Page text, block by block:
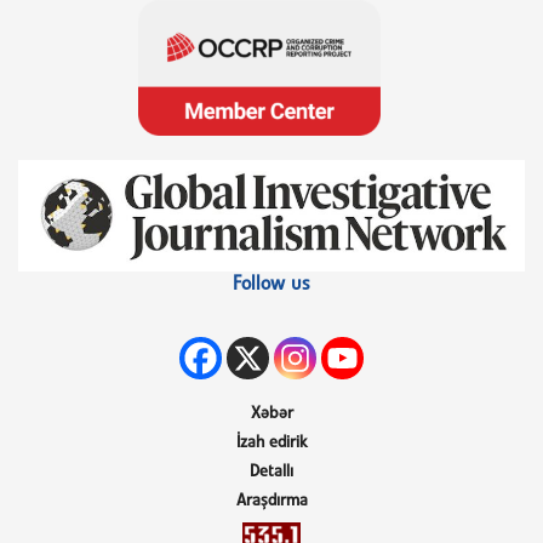
Follow us
Xəbər
İzah edirik
Detallı
Araşdırma